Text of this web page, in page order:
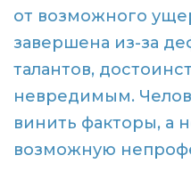
от возможного
завершена из-за
талантов,
невредимым.
винить факторы, а
возможную